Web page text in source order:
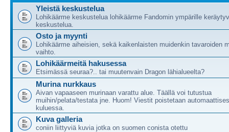
Yleistä keskustelua
Lohikäärme keskustelua lohikäärme Fandomin ympärille
keskustelua.
Osto ja myynti
Lohikäärme aiheisien, sekä kaikenlaisten muidenkin tavaroiden
vaihto.
Lohikäärmeitä hakusessa
Etsimässä seuraa?.. tai muutenvain Dragon lähialueelta?
Murina nurkkaus
Aivan vapaaseen murinaan varattu alue. Täällä voi tutustua
muihin/pelata/testata jne. Huom! Viestit poistetaan
kuluessa.
Kuva galleria
coniin liittyviä kuvia jotka on suomen conista otettu